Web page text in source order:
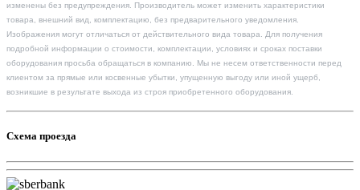
изменены без предупреждения. Производитель может изменить характеристики
товара, внешний вид, комплектацию, без предварительного уведомления.
Изображения могут отличаться от действительного вида товара. Для получения
подробной информации о стоимости, комплектации, условиях и сроках поставки
оборудования просьба обращаться в компанию. Мы не несем ответственности перед
клиентом за прямые или косвенные убытки, упущенную выгоду или иной ущерб,
возникшие в результате выхода из строя приобретенного оборудования.
Схема проезда